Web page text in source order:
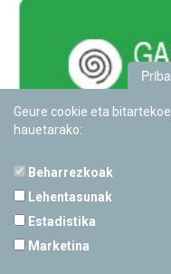
Geure cookie eta
hauetarako:
Beharrezkoak
Lehentasunak
Estadistika
Marketina